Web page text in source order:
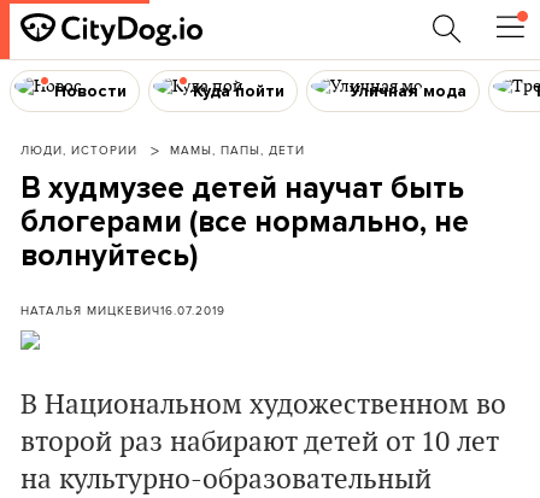
Новости Куда пойти Уличная мода
ЛЮДИ, ИСТОРИИ МАМЫ, ПАПЫ, ДЕТИ
В худмузее детей научат быть
блогерами (все нормально, не
волнуйтесь)
НАТАЛЬЯ МИЦКЕВИЧ16.07.2019
В Национальном художественном во
второй раз набирают детей от 10 лет
на культурно-образовательный